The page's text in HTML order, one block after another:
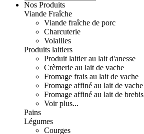
Nos Produits
Viande Fraîche
Viande fraîche de porc
Charcuterie
Volailles
Produits laitiers
Produit laitier au lait d'anesse
Crèmerie au lait de vache
Fromage frais au lait de vache
Fromage affiné au lait de vache
Fromage affiné au lait de brebis
Voir plus...
Pains
Légumes
Courges